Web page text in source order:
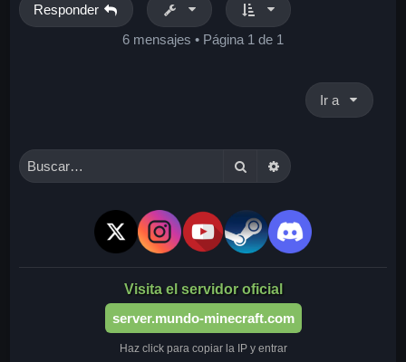
Responder
6 mensajes • Página 1 de 1
Ir a
BuscarBúsqueda avanzada
Visita el servidor oficial
server.mundo-minecraft.com
Haz click para copiar la IP y entrar